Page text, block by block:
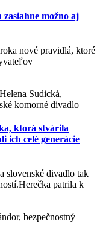
možno aj
nové pravidlá, ktoré
Sudická,
komorné divadlo
ktorá stvárila
ich celé generácie
slovenské divadlo tak
patrila k
bezpečnostný